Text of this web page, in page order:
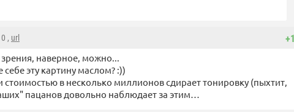
+1
, url
зрения, наверное, можно...
эту картину маслом? :))
в несколько миллионов сдирает тонировку (пыхтит,
пацанов довольно наблюдает за этим…